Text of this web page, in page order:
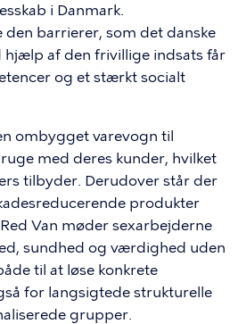
i Danmark.
barrierer, som det danske
hjælp af den frivillige indsats får
og et stærkt socialt
ombygget varevogn til
med deres kunder, hvilket
tilbyder. Derudover står der
produkter
Van møder sexarbejderne
sundhed og værdighed uden
til at løse konkrete
for langsigtede strukturelle
grupper.